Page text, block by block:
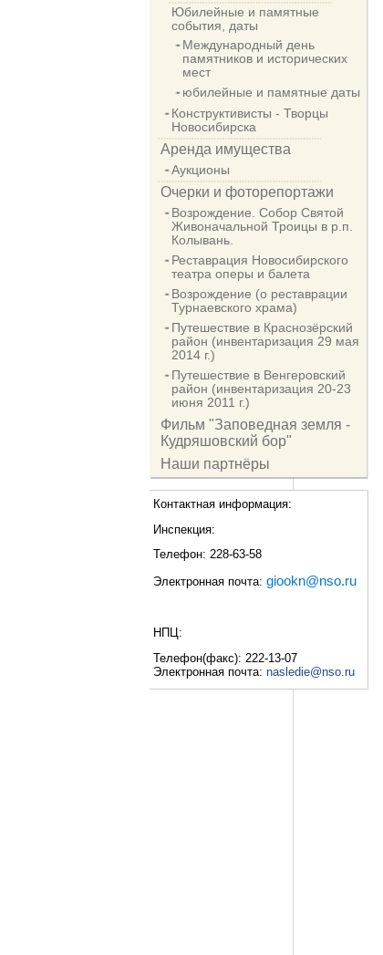
Юбилейные и памятные
события, даты
Международный день
памятников и исторических
мест
юбилейные и памятные даты
Конструктивисты - Творцы
Новосибирска
Аренда имущества
Аукционы
Очерки и фоторепортажи
Возрождение. Собор Святой
Живоначальной Троицы в р.п.
Колывань.
Реставрация Новосибирского
театра оперы и балета
Возрождение (о реставрации
Турнаевского храма)
Путешествие в Краснозёрский
район (инвентаризация 29 мая
2014 г.)
Путешествие в Венгеровский
район (инвентаризация 20-23
июня 2011 г.)
Фильм "Заповедная земля -
Кудряшовский бор"
Наши партнёры
Контактная информация:
Инспекция:
Телефон: 228-63-58
Электронная почта: giookn@nso.ru
НПЦ:
Телефон(факс): 222-13-07
Электронная почта: nasledie@nso.ru